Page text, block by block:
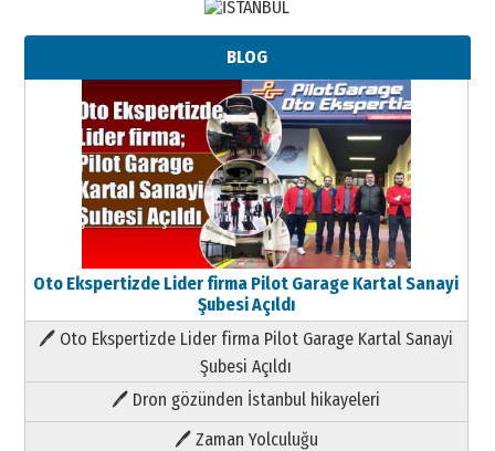
BLOG
Oto Ekspertizde Lider firma Pilot Garage Kartal Sanayi
Şubesi Açıldı
🖊 Oto Ekspertizde Lider firma Pilot Garage Kartal Sanayi
Şubesi Açıldı
🖊 Dron gözünden İstanbul hikayeleri
🖊 Zaman Yolculuğu